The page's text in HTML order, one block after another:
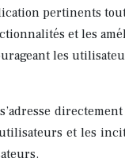
pertinents
et les
les
et les